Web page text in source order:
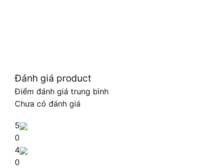
Đánh giá product
Điểm đánh giá trung bình
Chưa có đánh giá
5
0
4
0